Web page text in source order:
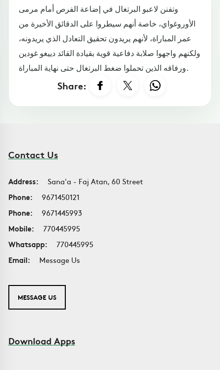
وتفنن لاعبو البرتغال في إضاعة الفرص أمام مرمى
الأوروغواي، خاصة أنهم سيطروا على الدقائق الأخيرة من
عمر المباراة، لأنهم يريدون تحقيق التعادل الذي يريدونه،
ولكنهم واجهوا صلابة دفاعية قوية بقيادة القائد دييغو غودين
ورفاقه الذين تحملوا ضغط البرتغال حتى نهاية المباراة.
Share:
Contact Us
Address:
Sana'a - Faj Atan, 60 Street
Phone:
9671450121
Phone:
9671445993
Mobile:
770445995
Whatsapp:
770445995
Email:
Message Us
MESSAGE US
Download Apps